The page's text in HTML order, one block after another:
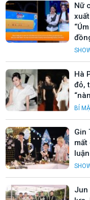
Nữ
Hà
đỏ,
BÍ
Gin
mất
luận
Jun